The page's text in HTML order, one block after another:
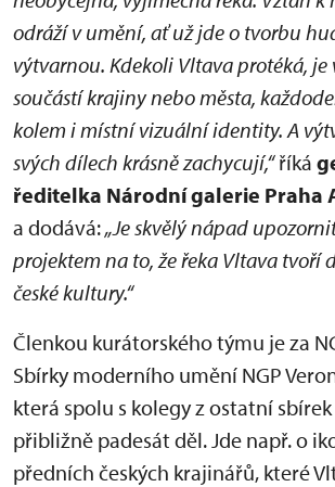
odráží v umění, ať už jde o tvorbu
výtvarnou. Kdekoli Vltava protéká, je
součástí krajiny nebo města,
kolem i místní vizuální identity. A
svých dílech krásně zachycují,“říká
ředitelka Národní galerie Praha
a dodává:„Je skvělý nápad
projektem na to, že řeka Vltava tvoří
české kultury.“
Členkou kurátorského týmu je za
Sbírky moderního umění NGP
která spolu s kolegy z ostatní
přibližně padesát děl. Jde např. o
předních českých krajinářů, které